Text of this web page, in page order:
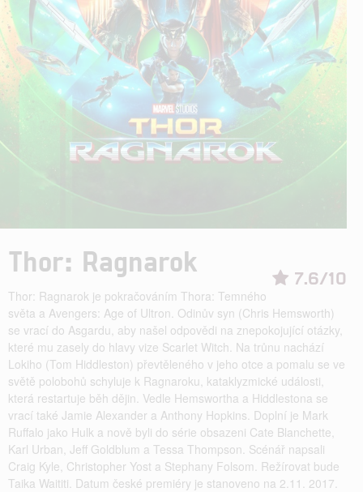
7.6/10
Thor: Ragnarok
Thor: Ragnarok je pokračováním Thora: Temného
světa a Avengers: Age of Ultron. Odinův syn (Chris Hemsworth)
se vrací do Asgardu, aby našel odpovědi na znepokojující otázky,
které mu zasely do hlavy vize Scarlet Witch. Na trůnu nachází
Lokiho (Tom Hiddleston) převtěleného v jeho otce a pomalu se ve
světě polobohů schyluje k Ragnaroku, kataklyzmické události,
která restartuje běh dějin. Vedle Hemswortha a Hiddlestona se
vrací také Jamie Alexander a Anthony Hopkins. Doplní je Mark
Ruffalo jako Hulk a nově byli do série obsazeni Cate Blanchette,
Karl Urban, Jeff Goldblum a Tessa Thompson. Scénář napsali
Craig Kyle, Christopher Yost a Stephany Folsom. Režírovat bude
Taika Waititi. Datum české premiéry je stanoveno na 2.11. 2017.